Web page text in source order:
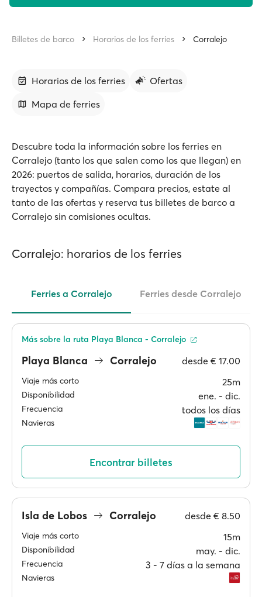
Billetes de barco Horarios de los ferries Corralejo
Horarios de los ferries
Ofertas
Mapa de ferries
Descubre toda la información sobre los ferries en
Corralejo (tanto los que salen como los que llegan) en
2026: puertos de salida, horarios, duración de los
trayectos y compañías. Compara precios, estate al
tanto de las ofertas y reserva tus billetes de barco a
Corralejo sin comisiones ocultas.
Corralejo: horarios de los ferries
Ferries a Corralejo Ferries desde Corralejo
Playa Blanca Corralejo desde € 17.00
Viaje más corto 25m
Disponibilidad ene. ‐ dic.
Frecuencia todos los días
Navieras
Más sobre la ruta Playa Blanca - Corralejo
Encontrar billetes
Isla de Lobos Corralejo desde € 8.50
Viaje más corto 15m
Disponibilidad may. ‐ dic.
Frecuencia 3 ‐ 7 días a la semana
Navieras